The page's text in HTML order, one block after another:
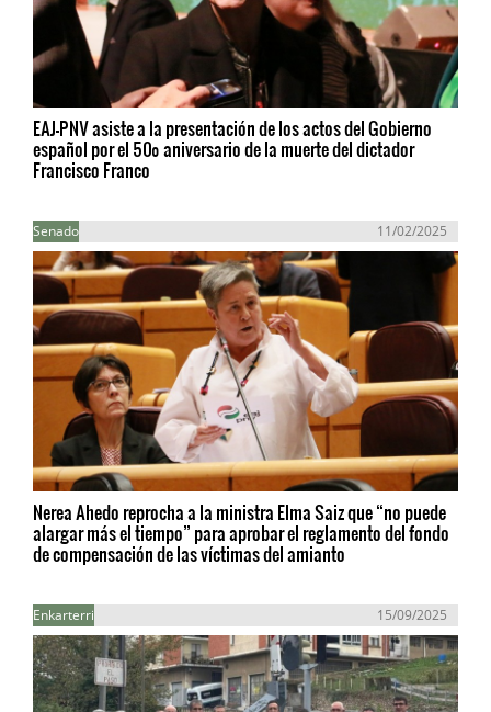
EAJ-PNV asiste a la presentación de los actos del Gobierno
español por el 50º aniversario de la muerte del dictador
Francisco Franco
Senado 11/02/2025
Nerea Ahedo reprocha a la ministra Elma Saiz que “no puede
alargar más el tiempo” para aprobar el reglamento del fondo
de compensación de las víctimas del amianto
Enkarterri 15/09/2025